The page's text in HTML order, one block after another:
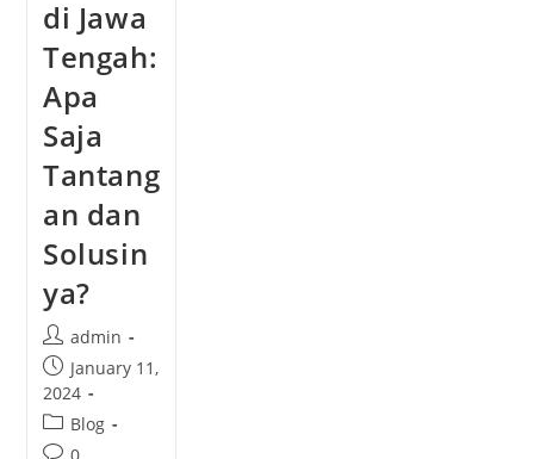
di Jawa
Tengah:
Apa
Saja
Tantang
an dan
Solusin
ya?
admin
January 11,
2024
Blog